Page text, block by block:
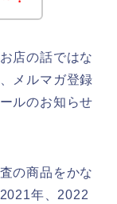
店の話ではな
メルマガ登録
ルのお知らせ
の商品をかな
年、2022